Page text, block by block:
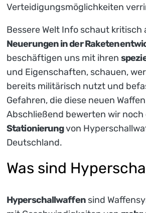
Verteidigungsmöglichkeiten
Bessere Welt Info schaut kritisch
Neuerungen in der
beschäftigen uns mit ihren
und Eigenschaften, schauen,
bereits militärisch nutzt und
Gefahren, die diese neuen
Abschließend bewerten wir noch
Stationierungvon
Deutschland.
Was sind
Hyperschallwaffensind